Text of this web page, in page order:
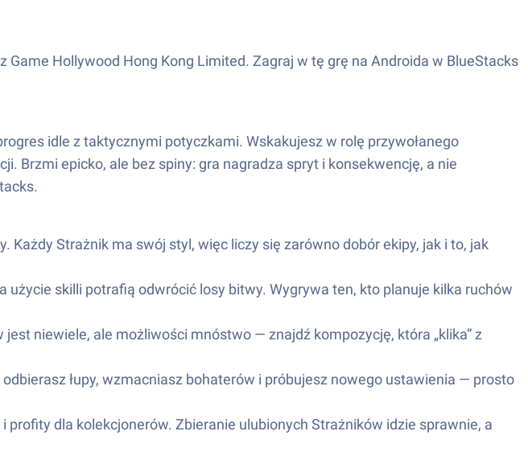
Hollywood Hong Kong Limited. Zagraj w tę grę na Androida w BlueStacks
idle z taktycznymi potyczkami. Wskakujesz w rolę przywołanego
Brzmi epicko, ale bez spiny: gra nagradza spryt i konsekwencję, a nie
Strażnik ma swój styl, więc liczy się zarówno dobór ekipy, jak i to, jak
skilli potrafią odwrócić losy bitwy. Wygrywa ten, kto planuje kilka ruchów
niewiele, ale możliwości mnóstwo — znajdź kompozycję, która „klika” z
łupy, wzmacniasz bohaterów i próbujesz nowego ustawienia — prosto
dla kolekcjonerów. Zbieranie ulubionych Strażników idzie sprawnie, a